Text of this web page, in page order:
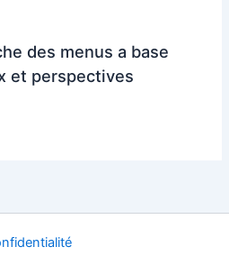
des menus a base
et perspectives